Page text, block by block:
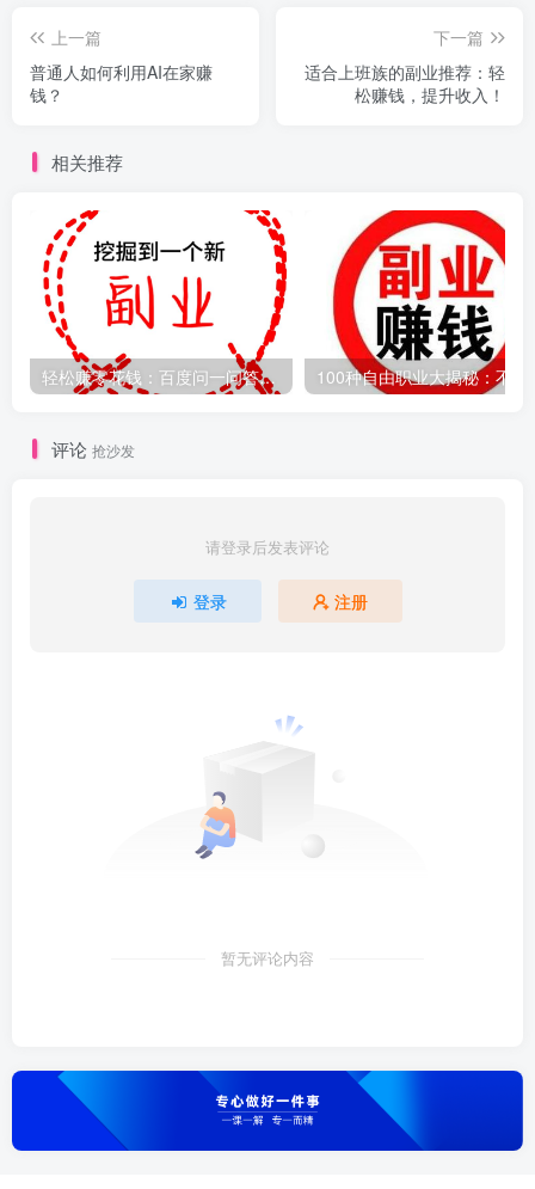
上一篇
普通人如何利用AI在家赚
钱？
下一篇
适合上班族的副业推荐：轻
松赚钱，提升收入！
相关推荐
轻松赚零花钱：百度问一问答题主操作指南，日赚100+不是梦！
评论 抢沙发
请登录后发表评论
登录 注册
暂无评论内容